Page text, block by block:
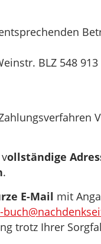
BLZ 548 913
ollständige
.
E-Mail mit
trotz Ihrer